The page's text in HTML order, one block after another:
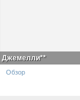
Джемелли**
Обзор